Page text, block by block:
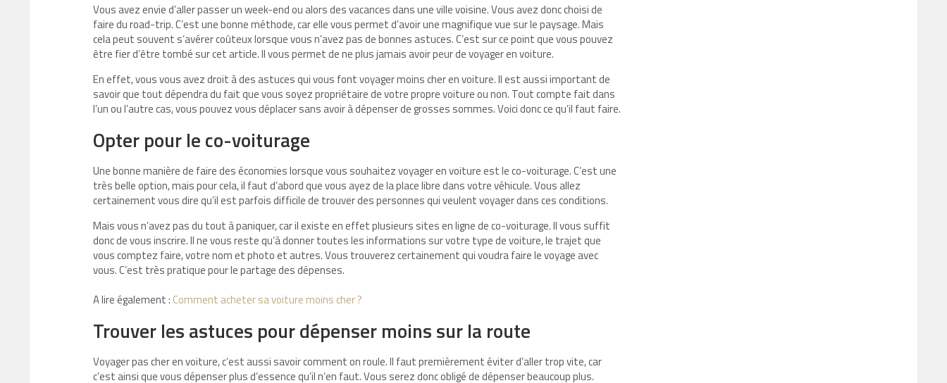
Vous avez envie d’aller passer un week-end ou alors des vacances dans une ville voisine. Vous avez donc choisi de
faire du road-trip. C’est une bonne méthode, car elle vous permet d’avoir une magnifique vue sur le paysage. Mais
cela peut souvent s’avérer coûteux lorsque vous n’avez pas de bonnes astuces. C’est sur ce point que vous pouvez
être fier d’être tombé sur cet article. Il vous permet de ne plus jamais avoir peur de voyager en voiture.
En effet, vous vous avez droit à des astuces qui vous font voyager moins cher en voiture. Il est aussi important de
savoir que tout dépendra du fait que vous soyez propriétaire de votre propre voiture ou non. Tout compte fait dans
l’un ou l’autre cas, vous pouvez vous déplacer sans avoir à dépenser de grosses sommes. Voici donc ce qu’il faut faire.
Opter pour le co-voiturage
Une bonne manière de faire des économies lorsque vous souhaitez voyager en voiture est le co-voiturage. C’est une
très belle option, mais pour cela, il faut d’abord que vous ayez de la place libre dans votre véhicule. Vous allez
certainement vous dire qu’il est parfois difficile de trouver des personnes qui veulent voyager dans ces conditions.
Mais vous n’avez pas du tout à paniquer, car il existe en effet plusieurs sites en ligne de co-voiturage. Il vous suffit
donc de vous inscrire. Il ne vous reste qu’à donner toutes les informations sur votre type de voiture, le trajet que
vous comptez faire, votre nom et photo et autres. Vous trouverez certainement qui voudra faire le voyage avec
vous. C’est très pratique pour le partage des dépenses.
A lire également : Comment acheter sa voiture moins cher ?
Trouver les astuces pour dépenser moins sur la route
Voyager pas cher en voiture, c’est aussi savoir comment on roule. Il faut premièrement éviter d’aller trop vite, car
c’est ainsi que vous dépenser plus d’essence qu’il n’en faut. Vous serez donc obligé de dépenser beaucoup plus.